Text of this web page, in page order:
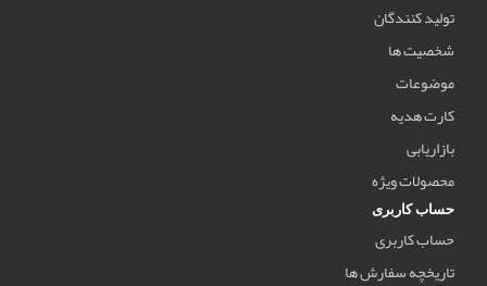
تولید کنندگان
شخصیت ها
موضوعات
کارت هدیه
بازاریابی
محصولات ویژه
حساب کاربری
حساب کاربری
تاریخچه سفارش ها